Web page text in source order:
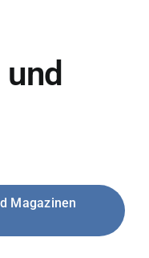
Magazinen